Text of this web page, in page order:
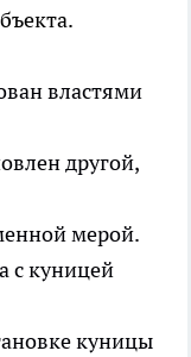
властями
другой,
мерой.
с куницей
куницы